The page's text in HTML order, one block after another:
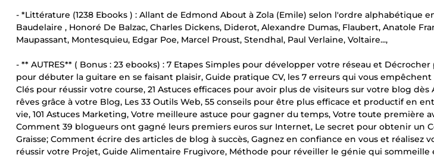
- *Littérature (1238 Ebooks ) : Allant de Edmond About à Zola (Emile) selon l'ordre alphabétique
Baudelaire , Honoré De Balzac, Charles Dickens, Diderot, Alexandre Dumas, Flaubert, Anatole
Maupassant, Montesquieu, Edgar Poe, Marcel Proust, Stendhal, Paul Verlaine, Voltaire...,
- ** AUTRES** ( Bonus : 23 ebooks) : 7 Etapes Simples pour développer votre réseau et
pour débuter la guitare en se faisant plaisir, Guide pratique CV, les 7 erreurs qui vous
Clés pour réussir votre course, 21 Astuces efficaces pour avoir plus de visiteurs sur votre blog dès
rêves grâce à votre Blog, Les 33 Outils Web, 55 conseils pour être plus efficace et productif en
vie, 101 Astuces Marketing, Votre meilleure astuce pour gagner du temps, Votre toute première
Comment 39 blogueurs ont gagné leurs premiers euros sur Internet, Le secret pour obtenir un
Graisse; Comment écrire des articles de blog à succès, Gagnez en confiance en vous et réalisez
réussir votre Projet, Guide Alimentaire Frugivore, Méthode pour réveiller le génie qui sommeille